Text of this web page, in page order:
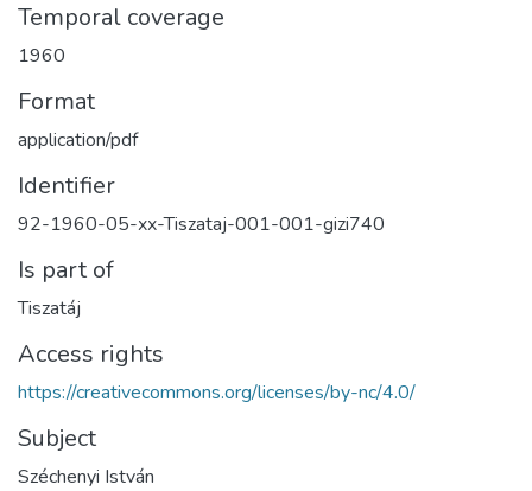
Temporal coverage
1960
Format
application/pdf
Identifier
92-1960-05-xx-Tiszataj-001-001-gizi740
Is part of
Tiszatáj
Access rights
https://creativecommons.org/licenses/by-nc/4.0/
Subject
Széchenyi István